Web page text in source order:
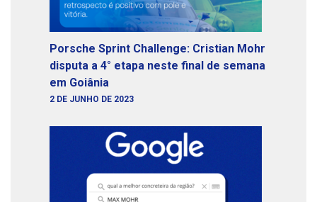
Porsche Sprint Challenge: Cristian Mohr
disputa a 4° etapa neste final de semana
em Goiânia
2 DE JUNHO DE 2023